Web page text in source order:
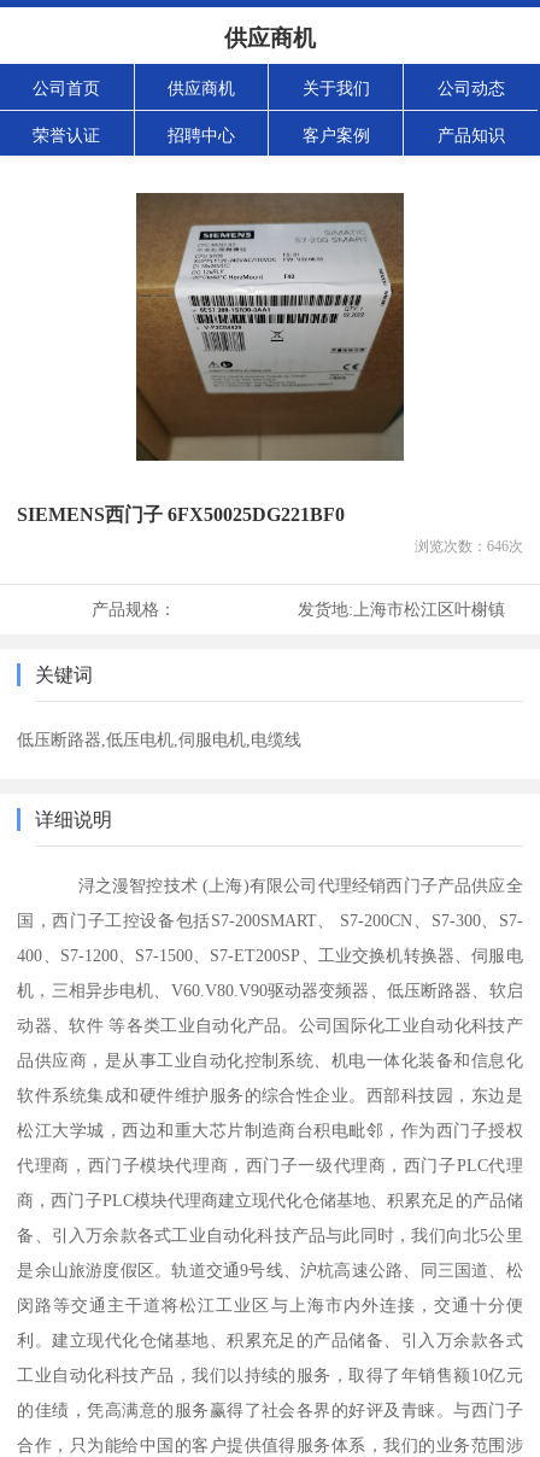
供应商机
公司首页 供应商机 关于我们 公司动态
荣誉认证 招聘中心 客户案例 产品知识
SIEMENS西门子 6FX50025DG221BF0
浏览次数： 646次
产品规格： 发货地: 上海市松江区叶榭镇
关键词
低压断路器,低压电机,伺服电机,电缆线
详细说明
浔之漫智控技术 (上海)有限公司代理经销西门子产品供应全
国，西门子工控设备包括S7-200SMART、 S7-200CN、S7-300、S7-
400、S7-1200、S7-1500、S7-ET200SP、工业交换机转换器、伺服电
机，三相异步电机、V60.V80.V90驱动器变频器、低压断路器、软启
动器、软件 等各类工业自动化产品。公司国际化工业自动化科技产
品供应商，是从事工业自动化控制系统、机电一体化装备和信息化
软件系统集成和硬件维护服务的综合性企业。西部科技园，东边是
松江大学城，西边和重大芯片制造商台积电毗邻，作为西门子授权
代理商，西门子模块代理商，西门子一级代理商，西门子PLC代理
商，西门子PLC模块代理商建立现代化仓储基地、积累充足的产品储
备、引入万余款各式工业自动化科技产品与此同时，我们向北5公里
是余山旅游度假区。轨道交通9号线、沪杭高速公路、同三国道、松
闵路等交通主干道将松江工业区与上海市内外连接，交通十分便
利。建立现代化仓储基地、积累充足的产品储备、引入万余款各式
工业自动化科技产品，我们以持续的服务，取得了年销售额10亿元
的佳绩，凭高满意的服务赢得了社会各界的好评及青睐。与西门子
合作，只为能给中国的客户提供值得服务体系，我们的业务范围涉